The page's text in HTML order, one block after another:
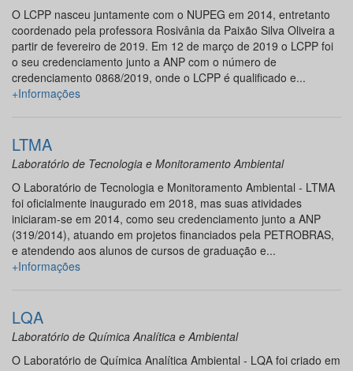
O LCPP nasceu juntamente com o NUPEG em 2014, entretanto
coordenado pela professora Rosivânia da Paixão Silva Oliveira a
partir de fevereiro de 2019. Em 12 de março de 2019 o LCPP foi
o seu credenciamento junto a ANP com o número de
credenciamento 0868/2019, onde o LCPP é qualificado e...
+Informações
LTMA
Laboratório de Tecnologia e Monitoramento Ambiental
O Laboratório de Tecnologia e Monitoramento Ambiental - LTMA
foi oficialmente inaugurado em 2018, mas suas atividades
iniciaram-se em 2014, como seu credenciamento junto a ANP
(319/2014), atuando em projetos financiados pela PETROBRAS,
e atendendo aos alunos de cursos de graduação e...
+Informações
LQA
Laboratório de Química Analítica e Ambiental
O Laboratório de Química Analítica Ambiental - LQA foi criado em